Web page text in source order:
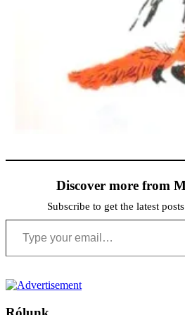
Discover more from
Subscribe to get the latest
Type your email…